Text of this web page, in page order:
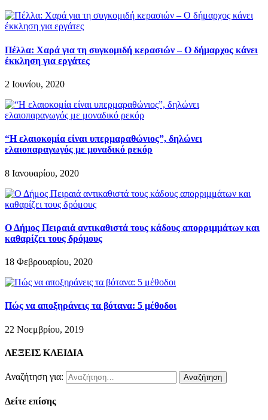
Πέλλα: Χαρά για τη συγκομιδή κερασιών – Ο δήμαρχος κάνει
έκκληση για εργάτες
2 Ιουνίου, 2020
“Η ελαιοκομία είναι υπερμαραθώνιος”, δηλώνει
ελαιοπαραγωγός με μοναδικό ρεκόρ
8 Ιανουαρίου, 2020
Ο Δήμος Πειραιά αντικαθιστά τους κάδους απορριμμάτων και
καθαρίζει τους δρόμους
18 Φεβρουαρίου, 2020
Πώς να αποξηράνεις τα βότανα: 5 μέθοδοι
22 Νοεμβρίου, 2019
ΛΕΞΕΙΣ ΚΛΕΙΔΙΑ
Αναζήτηση για:
Δείτε επίσης